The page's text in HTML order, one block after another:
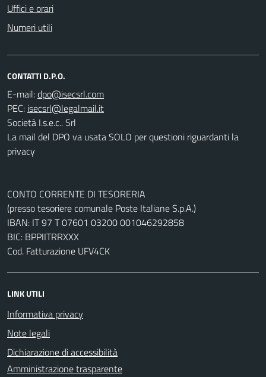
Uffici e orari
Numeri utili
CONTATTI D.P.O.
E-mail:
PEC:
Società I.s.e.c.. Srl
La mail del DPO va usata SOLO per questioni riguardanti la
privacy
CONTO CORRENTE DI TESORERIA
(presso tesoriere comunale Poste Italiane S.p.A.)
IBAN: IT 97 T 07601 03200 001046292858
BIC: BPPIITRRXXX
Cod. Fatturazione UFV4CK
LINK UTILI
Informativa privacy
Note legali
Dichiarazione di accessibilità
Amministrazione trasparente